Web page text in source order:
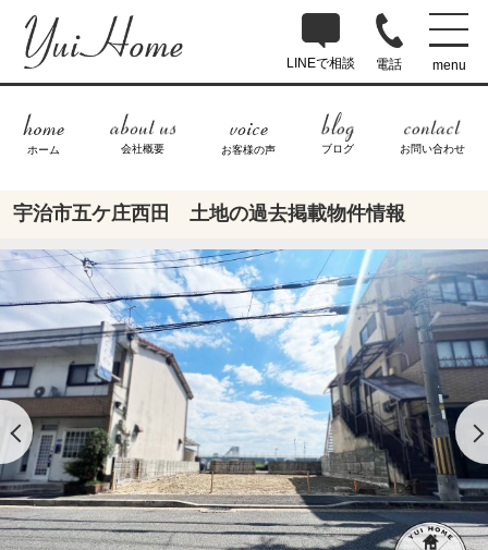
LINEで相談 電話 menu
ホーム 会社概要 お客様の声 ブログ お問い合わせ
宇治市五ケ庄西田 土地の過去掲載物件情報